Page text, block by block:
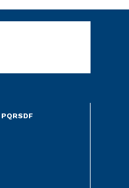
PQRSDF